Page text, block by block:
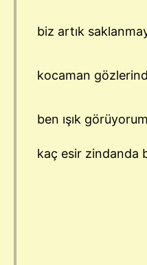
biz artık
kocaman
ben ışık
kaç esir zindanda